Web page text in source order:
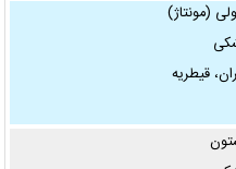
(مونتاژ)
قیطریه